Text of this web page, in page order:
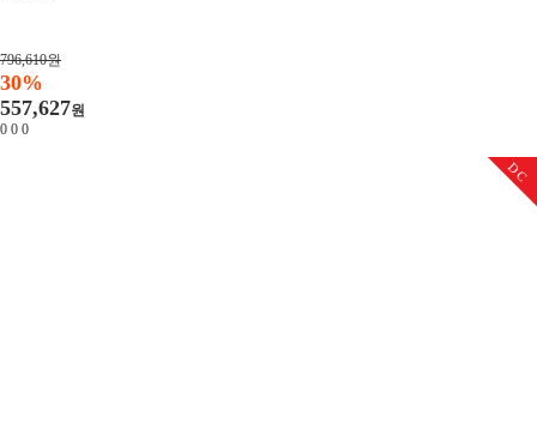
796,610원
30%
557,627원
0 0 0
DC